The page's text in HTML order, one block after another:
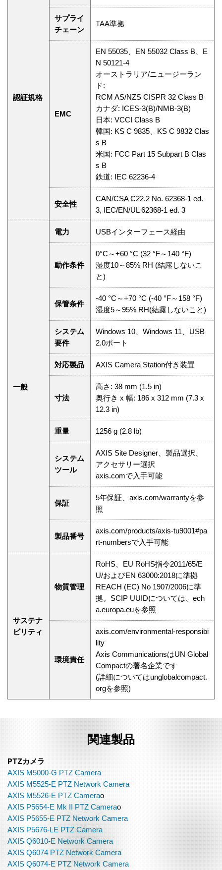
認証規格
サプライ
チェーン
TAA準拠
EMC
EN 55035、EN 55032 Class B、E
N 50121-4
オーストラリア/ニュージーラン
ド:
RCM AS/NZS CISPR 32 Class B
カナダ: ICES-3(B)/NMB-3(B)
日本: VCCI Class B
韓国: KS C 9835、KS C 9832 Clas
s B
米国: FCC Part 15 Subpart B Clas
s B
鉄道: IEC 62236-4
安全性
CAN/CSA C22.2 No. 62368-1 ed.
3, IEC/EN/UL 62368-1 ed. 3
一般
電力 USBインターフェース経由
動作条件
0°C～+60 °C (32 °F～140 °F)
湿度10～85% RH (結露しないこ
と)
保管条件
-40 °C～+70 °C (-40 °F～158 °F)
湿度5～95% RH(結露しないこと)
システム
要件
Windows 10、Windows 11、USB
2.0ポート
対応製品 AXIS Camera Station付き装置
寸法
高さ: 38 mm (1.5 in)
奥行き x 幅: 186 x 312 mm (7.3 x
12.3 in)
重量 1256 g (2.8 lb)
システム
ツール
AXIS Site Designer、製品選択、
アクセサリー選択
axis.comで入手可能
保証
5年保証、axis.com/warrantyを参
照
製品番号
axis.com/products/axis-tu9001#pa
rt-numbersで入手可能
サステナ
ビリティ
物質管理
RoHS、EU RoHS指令2011/65/E
U/およびEN 63000:2018に準拠
REACH (EC) No 1907/2006に準
拠。SCIP UUIDについては、ech
a.europa.euを参照
環境責任
axis.com/environmental-responsibi
lity
Axis CommunicationsはUN Global
Compactの署名企業です
(詳細についてはunglobalcompact.
orgを参照)
関連製品
PTZカメラ
AXIS M5000-G PTZ Camera
AXIS M5525-E PTZ Network Camera
AXIS M5526-E PTZ Camerao
AXIS P5654-E Mk II PTZ Camerao
AXIS P5655-E PTZ Network Camera
AXIS P5676-LE PTZ Camera
AXIS Q6010-E Network Camera
AXIS Q6074 PTZ Network Camera
AXIS Q6074-E PTZ Network Camera